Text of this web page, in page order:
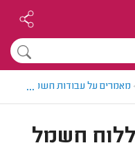
מאמרים על עבודות חשמל...
חשמל